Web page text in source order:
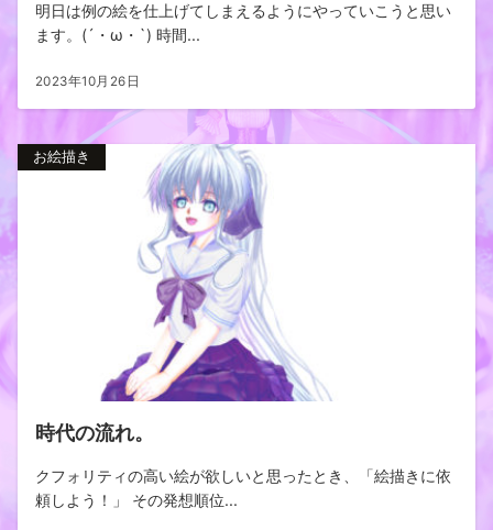
明日は例の絵を仕上げてしまえるようにやっていこうと思い
ます。(´・ω・`) 時間...
2023年10月26日
お絵描き
時代の流れ。
クフォリティの高い絵が欲しいと思ったとき、「絵描きに依
頼しよう！」 その発想順位...